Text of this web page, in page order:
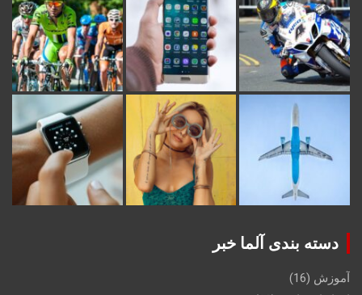
دسته بندی آلما خبر
آموزش (16)